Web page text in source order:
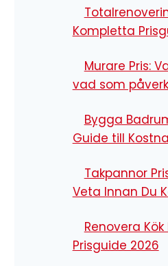
Kompletta
Murare Pris:
vad som
Bygga
Guide till
Takpannor
Veta Innan Du
Renovera
Prisguide 2026